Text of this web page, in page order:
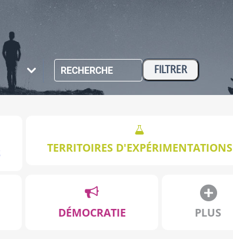
RECHERCHE
TERRITOIRES D'EXPÉRIMENTATIONS
DÉMOCRATIE PLUS